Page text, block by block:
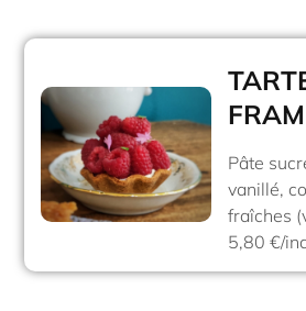
Pâte
vanillé,
fraîches
5,80 €/